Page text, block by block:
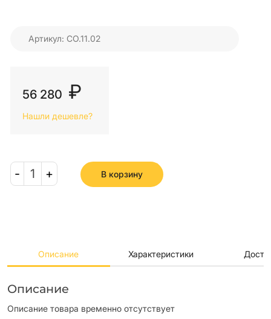
Артикул: СО.11.02
56 280 ₽
Нашли дешевле?
- 1 + В корзину
Описание Характеристики
Описание
Описание товара временно отсутствует